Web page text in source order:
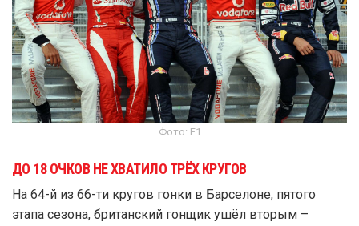
Фото: F1
ДО 18 ОЧКОВ НЕ ХВАТИЛО ТРЁХ КРУГОВ
На 64-й из 66-ти кругов гонки в Барселоне, пятого
этапа сезона, британский гонщик ушёл вторым –